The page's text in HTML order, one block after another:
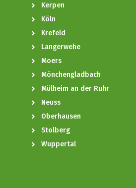
Kerpen
Köln
Krefeld
Langerwehe
Moers
Mönchengladbach
Mülheim an der Ruhr
Neuss
Oberhausen
Stolberg
Wuppertal